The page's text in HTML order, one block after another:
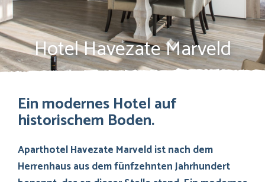
Hotel Havezate Marveld
Ein modernes Hotel auf
historischem Boden.
Aparthotel Havezate Marveld ist nach dem
Herrenhaus aus dem fünfzehnten Jahrhundert